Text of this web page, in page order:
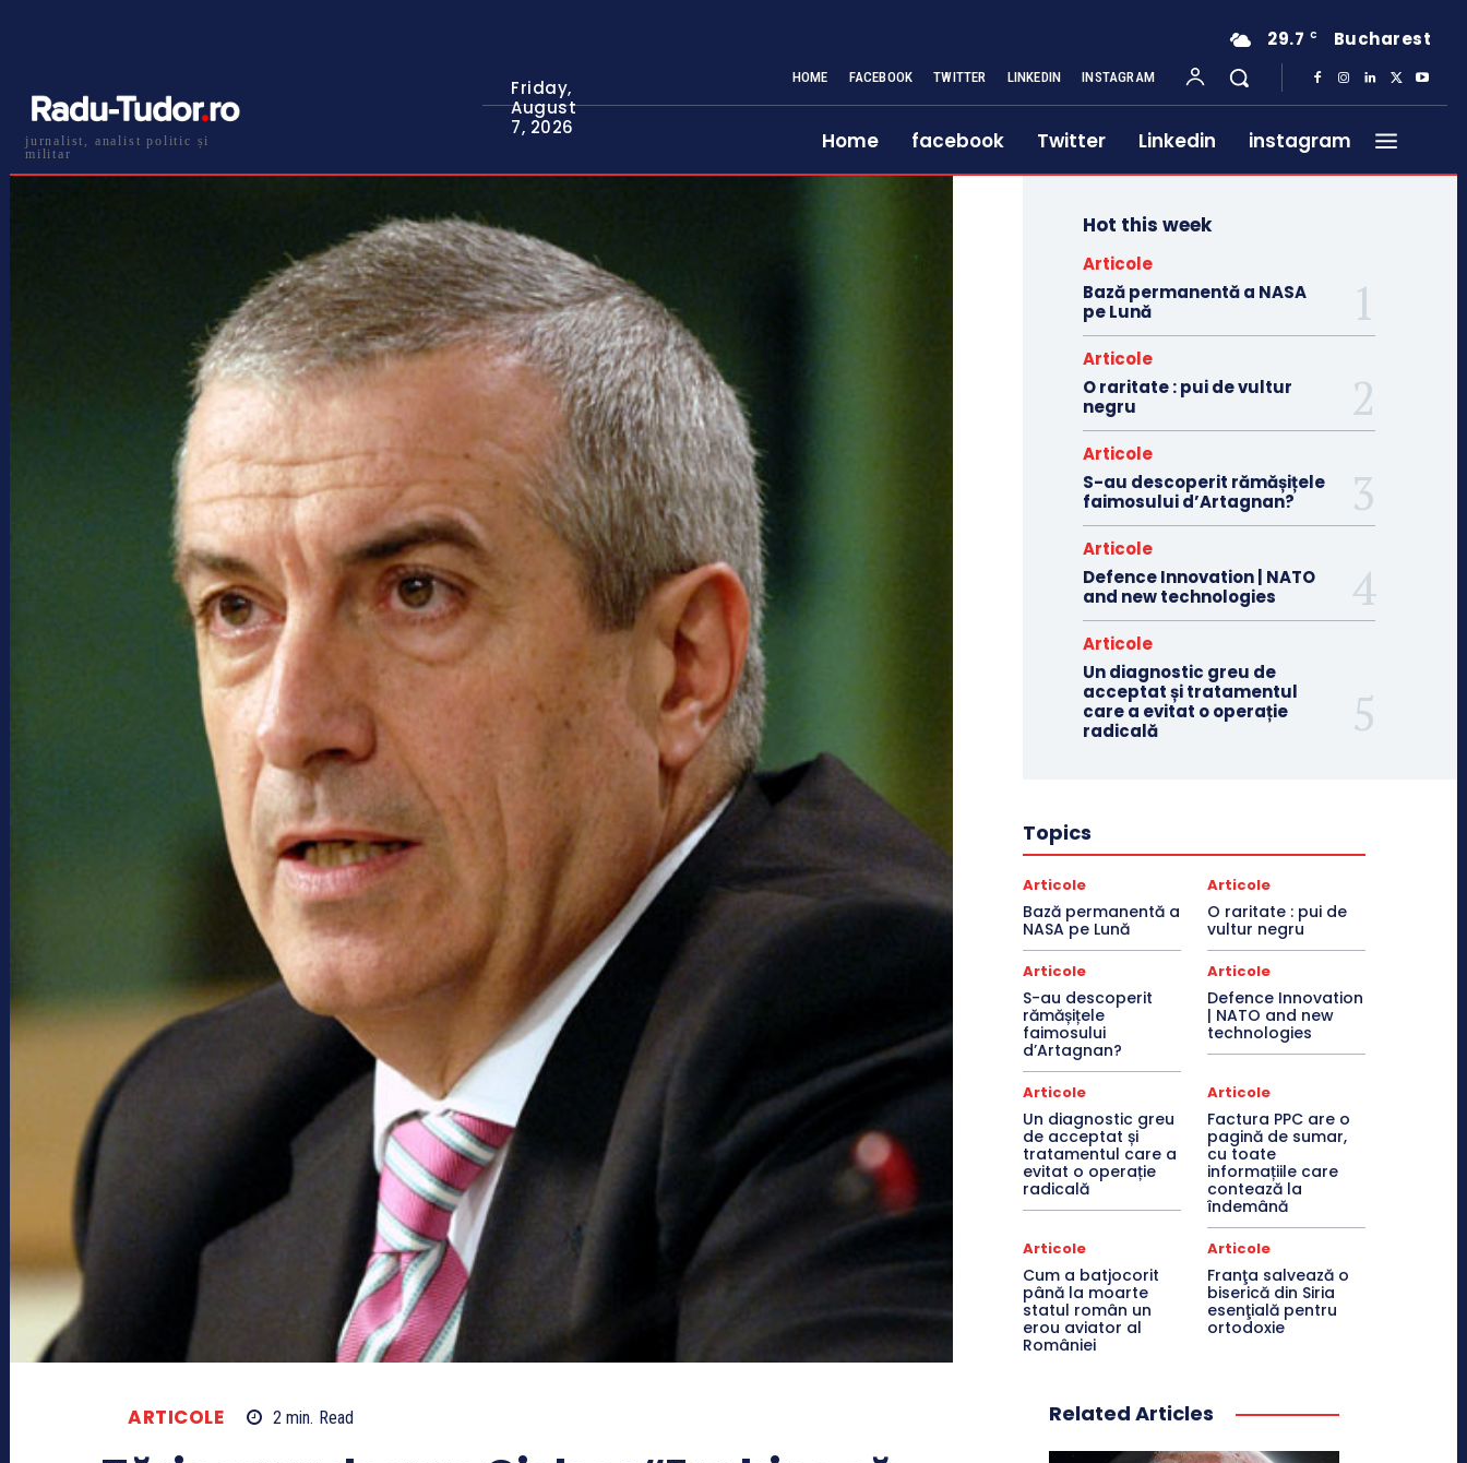
jurnalist, analist politic și
militar
Friday,
August
7, 2026
29.7 C Bucharest
HOME FACEBOOK TWITTER LINKEDIN INSTAGRAM
Home facebook Twitter Linkedin instagram
ARTICOLE 2 min. Read
Hot this week
Articole
Bază permanentă a NASA
pe Lună
Articole
O raritate : pui de vultur
negru
Articole
S-au descoperit rămășițele
faimosului d’Artagnan?
Articole
Defence Innovation | NATO
and new technologies
Articole
Un diagnostic greu de
acceptat și tratamentul
care a evitat o operație
radicală
Topics
Articole
Bază permanentă a
NASA pe Lună
Articole
O raritate : pui de
vultur negru
Articole
S-au descoperit
rămășițele
faimosului
d’Artagnan?
Articole
Defence Innovation
| NATO and new
technologies
Articole
Un diagnostic greu
de acceptat și
tratamentul care a
evitat o operație
radicală
Articole
Factura PPC are o
pagină de sumar,
cu toate
informațiile care
contează la
îndemână
Articole
Cum a batjocorit
până la moarte
statul român un
erou aviator al
României
Articole
Franţa salvează o
biserică din Siria
esenţială pentru
ortodoxie
Related Articles